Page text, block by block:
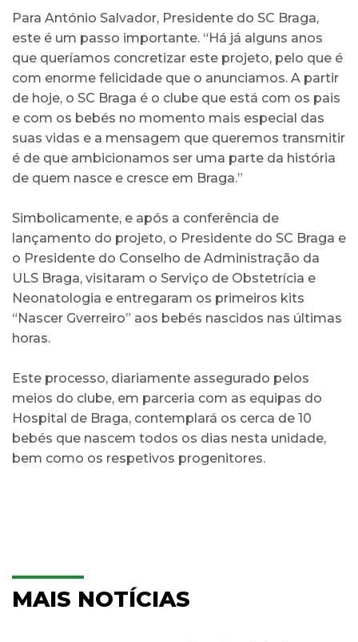
Para António Salvador, Presidente do SC Braga,
este é um passo importante. “Há já alguns anos
que queríamos concretizar este projeto, pelo que é
com enorme felicidade que o anunciamos. A partir
de hoje, o SC Braga é o clube que está com os pais
e com os bebés no momento mais especial das
suas vidas e a mensagem que queremos transmitir
é de que ambicionamos ser uma parte da história
de quem nasce e cresce em Braga.”
Simbolicamente, e após a conferência de
lançamento do projeto, o Presidente do SC Braga e
o Presidente do Conselho de Administração da
ULS Braga, visitaram o Serviço de Obstetrícia e
Neonatologia e entregaram os primeiros kits
“Nascer Gverreiro” aos bebés nascidos nas últimas
horas.
Este processo, diariamente assegurado pelos
meios do clube, em parceria com as equipas do
Hospital de Braga, contemplará os cerca de 10
bebés que nascem todos os dias nesta unidade,
bem como os respetivos progenitores.
MAIS NOTÍCIAS